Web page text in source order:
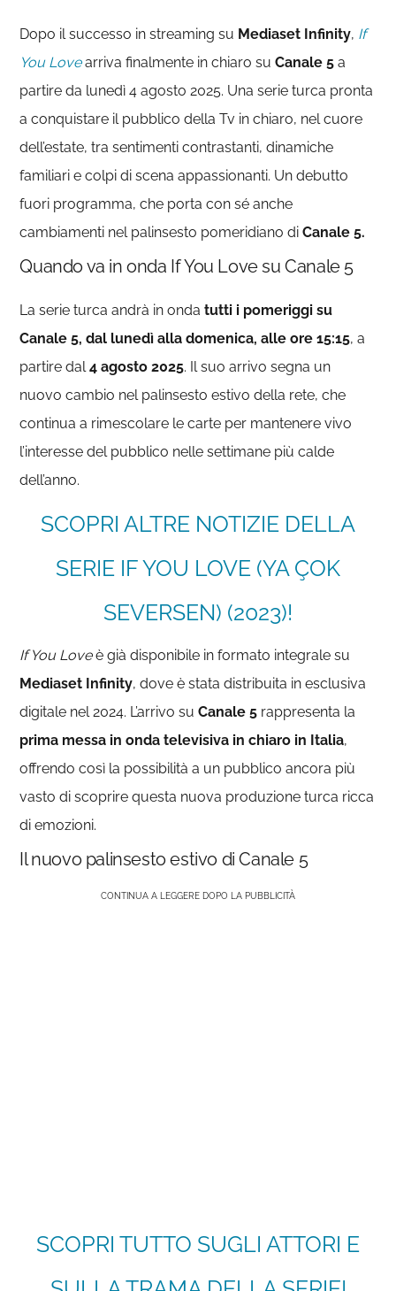
Dopo il successo in streaming su Mediaset Infinity, If
You Love arriva finalmente in chiaro suCanale 5 a
partire da lunedì 4 agosto 2025. Una serie turca pronta
a conquistare il pubblico della Tv in chiaro, nel cuore
dell’estate, tra sentimenti contrastanti, dinamiche
familiari e colpi di scena appassionanti. Un debutto
fuori programma, che porta con sé anche
cambiamenti nel palinsesto pomeridiano diCanale 5.
Quando va in onda If You Love su Canale 5
La serie turca andrà in ondatutti i pomeriggi su
Canale 5, dal lunedì alla domenica, alle ore 15:15, a
partire dal4 agosto 2025. Il suo arrivo segna un
nuovo cambio nel palinsesto estivo della rete, che
continua a rimescolare le carte per mantenere vivo
l’interesse del pubblico nelle settimane più calde
dell’anno.
SCOPRI ALTRE NOTIZIE DELLA
SERIE IF YOU LOVE (YA ÇOK
SEVERSEN) (2023)!
If You Loveè già disponibile in formato integrale su
Mediaset Infinity, dove è stata distribuita in esclusiva
digitale nel 2024. L’arrivo suCanale 5 rappresenta la
prima messa in onda televisiva in chiaro in Italia,
offrendo così la possibilità a un pubblico ancora più
vasto di scoprire questa nuova produzione turca ricca
di emozioni.
Il nuovo palinsesto estivo di Canale 5
CONTINUA A LEGGERE DOPO LA PUBBLICITÀ
SCOPRI TUTTO SUGLI ATTORI E